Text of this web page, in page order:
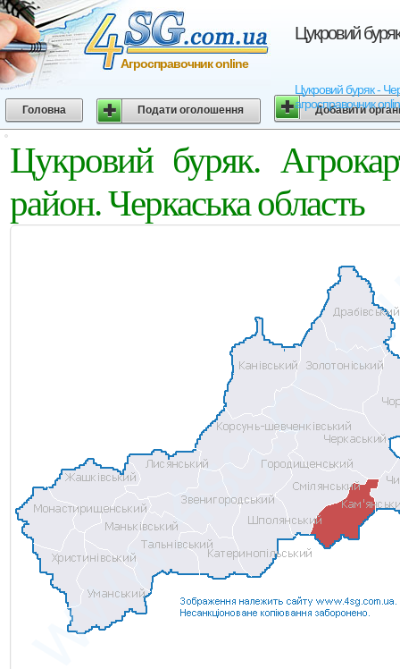
Цукровий
Цукровий буряк -
агросправочник
Агросправочник online
Головна Подати оголошення Добавити
Цукровий буряк.
район. Черкаська область